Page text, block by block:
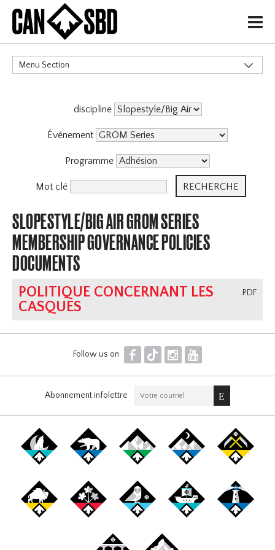
H
Menu Section
discipline
Événement
Programme
Mot clé
SLOPESTYLE/BIG AIR GROM SERIES
MEMBERSHIP GOVERNANCE POLICIES
DOCUMENTS
.PDF
POLITIQUE CONCERNANT LES
CASQUES
Follow us on F T I Y
Abonnement infolettre